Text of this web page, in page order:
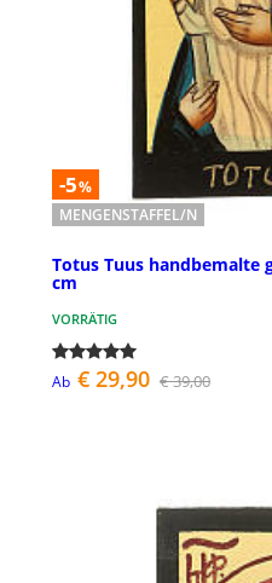
-5%
MENGENSTAFFEL/N
Totus Tuus handbemalte
cm
VORRÄTIG
Ab € 29,90 € 39,00